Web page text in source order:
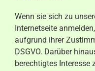
Wenn sie sich zu
Internetseite
aufgrund ihrer
DSGVO. Darüber
berechtigtes Interesse